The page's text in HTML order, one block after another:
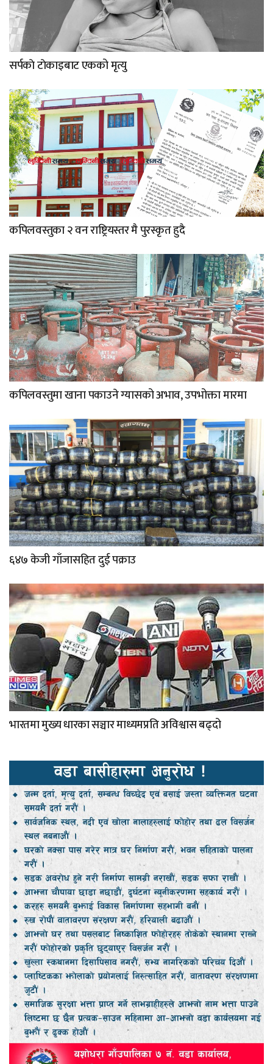
सर्पकाे टाेकाइबाट एकको मृत्यु
कपिलवस्तुका २ वन राष्ट्रियस्तर मै पुरस्कृत हुदै
कपिलवस्तुमा खाना पकाउने ग्यासको अभाव, उपभोक्ता मारमा
६४७ केजी गाँजासहित दुई पक्राउ
भारतमा मुख्य धारका सञ्चार माध्यमप्रति अविश्वास बढ्दो